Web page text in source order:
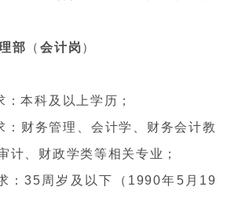
部 （会计岗）
：本科及以上学历；
：财务管理、会计学、财务会计教
计、财政学类等相关专业；
：35周岁及以下（1990年5月19